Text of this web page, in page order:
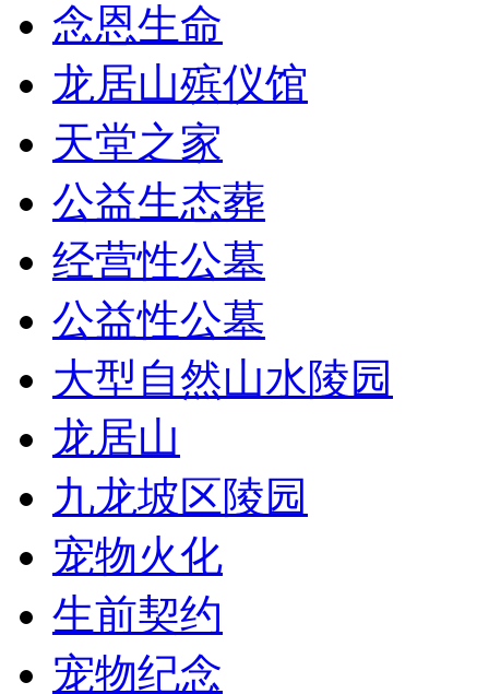
念恩生命
龙居山殡仪馆
天堂之家
公益生态葬
经营性公墓
公益性公墓
大型自然山水陵园
龙居山
九龙坡区陵园
宠物火化
生前契约
宠物纪念